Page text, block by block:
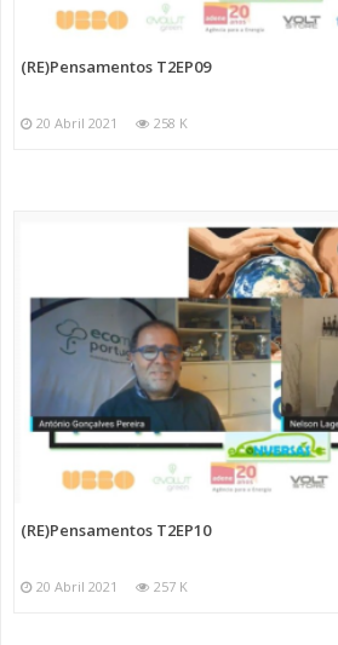
(RE)Pensamentos T2EP09
20 Abril 2021 258 K
(RE)Pensamentos T2EP10
20 Abril 2021 257 K